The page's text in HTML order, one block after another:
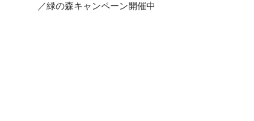
／緑の森キャンペーン開催中